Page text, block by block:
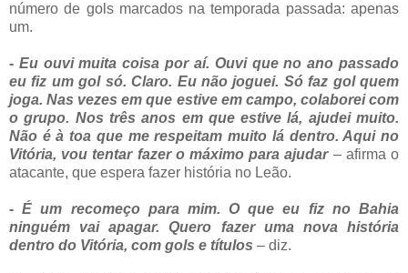
número de gols marcados na temporada passada: apenas
um.
- Eu ouvi muita coisa por aí. Ouvi que no ano passado
eu fiz um gol só. Claro. Eu não joguei. Só faz gol quem
joga. Nas vezes em que estive em campo, colaborei com
o grupo. Nos três anos em que estive lá, ajudei muito.
Não é à toa que me respeitam muito lá dentro. Aqui no
Vitória, vou tentar fazer o máximo para ajudar– afirma o
atacante, que espera fazer história no Leão.
- É um recomeço para mim. O que eu fiz no Bahia
ninguém vai apagar. Quero fazer uma nova história
dentro do Vitória, com gols e títulos – diz.